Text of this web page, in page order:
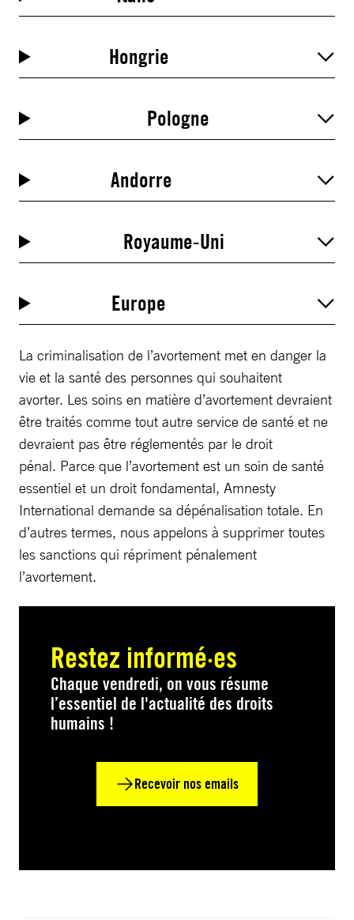
Hongrie
Pologne
Andorre
Royaume-Uni
Europe
La criminalisation de l’avortement met en danger la
vie et la santé des personnes qui souhaitent
avorter. Les soins en matière d’avortement devraient
être traités comme tout autre service de santé et ne
devraient pas être réglementés par le droit
pénal. Parce que l’avortement est un soin de santé
essentiel et un droit fondamental, Amnesty
International demande sa dépénalisation totale. En
d’autres termes, nous appelons à supprimer toutes
les sanctions qui répriment pénalement
l’avortement.
Restez informé·es
Chaque vendredi, on vous résume
l’essentiel de l'actualité des droits
humains !
Recevoir nos emails